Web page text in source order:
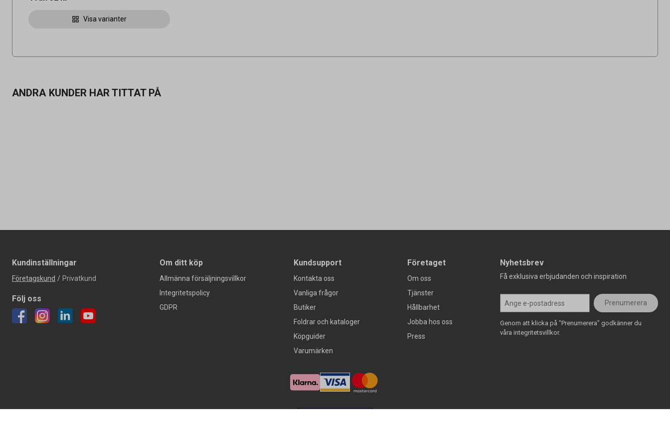
Visa varianter
ANDRA KUNDER HAR TITTAT PÅ
Kundinställningar
Företagskund / Privatkund
Följ oss
Om ditt köp
Allmänna försäljningsvillkor
Integritetspolicy
GDPR
Kundsupport
Kontakta oss
Vanliga frågor
Butiker
Foldrar och kataloger
Köpguider
Varumärken
Företaget
Om oss
Tjänster
Hållbarhet
Jobba hos oss
Press
Nyhetsbrev
Få exklusiva erbjudanden och inspiration
Prenumerera
Genom att klicka på "Prenumerera" godkänner du
våra integritetsvillkor.